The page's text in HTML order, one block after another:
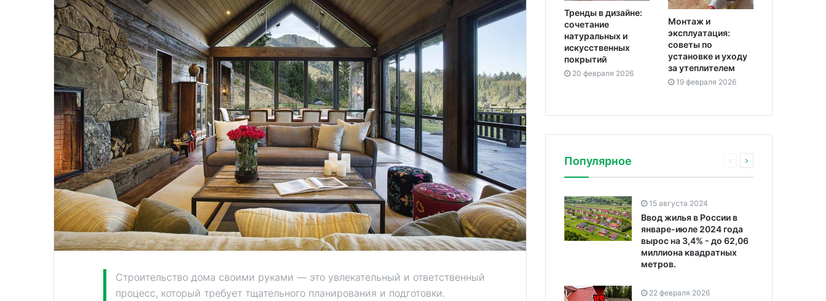
Строительство дома своими руками — это увлекательный и ответственный
процесс, который требует тщательного планирования и подготовки.
Тренды в дизайне:
сочетание
натуральных и
искусственных
покрытий
20 февраля 2026
Монтаж и
эксплуатация:
советы по
установке и уходу
за утеплителем
19 февраля 2026
Популярное
15 августа 2024
Ввод жилья в России в
январе-июле 2024 года
вырос на 3,4% - до 62,06
миллиона квадратных
метров.
22 февраля 2026